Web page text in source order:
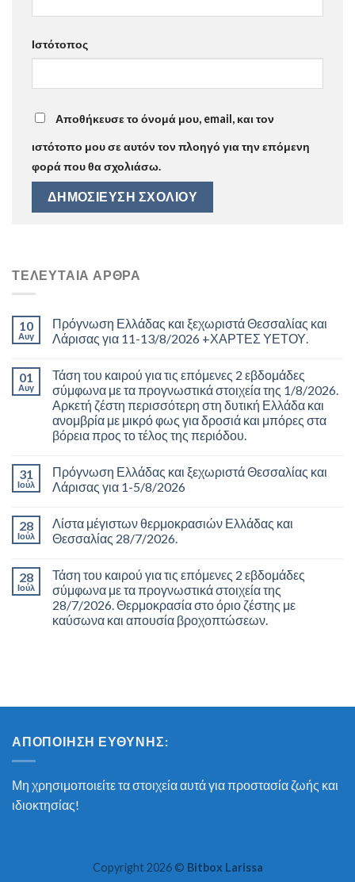
Ιστότοπος
Αποθήκευσε το όνομά μου, email, και τον
ιστότοπο μου σε αυτόν τον πλοηγό για την επόμενη
φορά που θα σχολιάσω.
ΤΕΛΕΥΤΑΊΑ ΆΡΘΡΑ
10
Αυγ
Πρόγνωση Ελλάδας και ξεχωριστά Θεσσαλίας και
Λάρισας για 11-13/8/2026 +ΧΑΡΤΕΣ ΥΕΤΟΥ.
01
Αυγ
Τάση του καιρού για τις επόμενες 2 εβδομάδες
σύμφωνα με τα προγνωστικά στοιχεία της 1/8/2026.
Αρκετή ζέστη περισσότερη στη δυτική Ελλάδα και
ανομβρία με μικρό φως για δροσιά και μπόρες στα
βόρεια προς το τέλος της περιόδου.
31
Ιούλ
Πρόγνωση Ελλάδας και ξεχωριστά Θεσσαλίας και
Λάρισας για 1-5/8/2026
28
Ιούλ
Λίστα μέγιστων θερμοκρασιών Ελλάδας και
Θεσσαλίας 28/7/2026.
28
Ιούλ
Τάση του καιρού για τις επόμενες 2 εβδομάδες
σύμφωνα με τα προγνωστικά στοιχεία της
28/7/2026. Θερμοκρασία στο όριο ζέστης με
καύσωνα και απουσία βροχοπτώσεων.
ΑΠΟΠΟΊΗΣΗ ΕΥΘΎΝΗΣ:
Μη χρησιμοποιείτε τα στοιχεία αυτά για προστασία ζωής και
ιδιοκτησίας!
Copyright 2026 © Bitbox Larissa